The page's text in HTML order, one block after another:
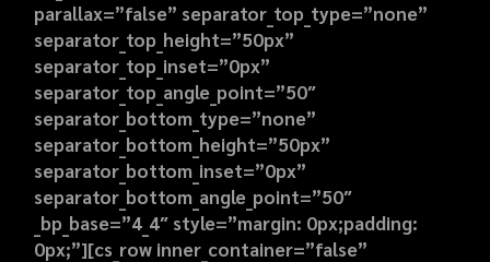
parallax=”false” separator_top_type=”none”
separator_top_height=”50px”
separator_top_inset=”0px”
separator_top_angle_point=”50″
separator_bottom_type=”none”
separator_bottom_height=”50px”
separator_bottom_inset=”0px”
separator_bottom_angle_point=”50″
_bp_base=”4_4″ style=”margin: 0px;padding:
0px;”][cs_row inner_container=”false”